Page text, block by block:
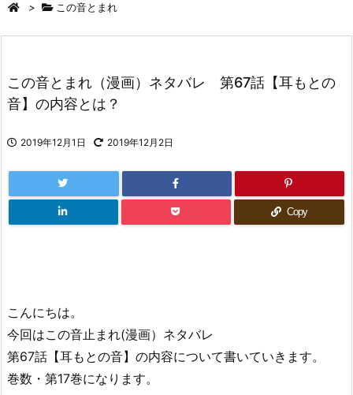
> この音とまれ
この音とまれ（漫画）ネタバレ 第67話【耳もとの
音】の内容とは？
2019年12月1日 2019年12月2日
Copy
こんにちは。
今回はこの音止まれ(漫画）ネタバレ
第67話【耳もとの音】の内容について書いていきます。
巻数・第17巻になります。